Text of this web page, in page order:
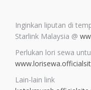
Inginkan liputan di
Starlink Malaysia @
Perlukan lori sewa
Lain-lain link